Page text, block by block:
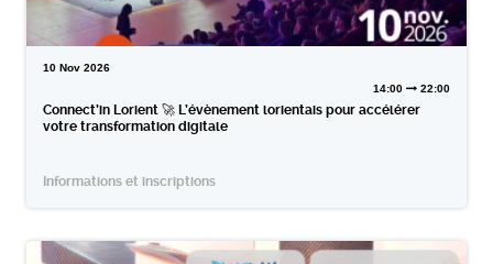
10 Nov 2026
14:00
22:00
Connect’in Lorient 🚀 L’évènement lorientais pour accélérer
votre transformation digitale
Informations et inscriptions